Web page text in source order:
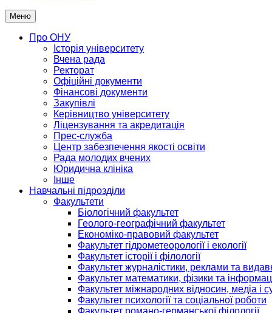
Меню
Про ОНУ
Історія університету
Вчена рада
Ректорат
Офіційні документи
Фінансові документи
Закупівлі
Керівництво університету
Ліцензування та акредитація
Прес-служба
Центр забезпечення якості освіти
Рада молодих вчених
Юридична клініка
Інше
Навчальні підрозділи
Факультети
Біологічний факультет
Геолого-географічний факультет
Економіко-правовий факультет
Факультет гідрометеорології і екології
Факультет історії і філології
Факультет журналістики, реклами та
Факультет математики, фізики та
Факультет міжнародних відносин, медіа і
Факультет психології та соціальної роботи
Факультет романо-германської філології